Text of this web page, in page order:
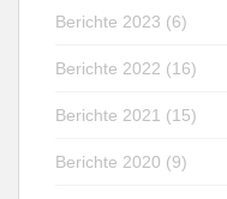
Berichte 2023 (6)
Berichte 2022 (16)
Berichte 2021 (15)
Berichte 2020 (9)